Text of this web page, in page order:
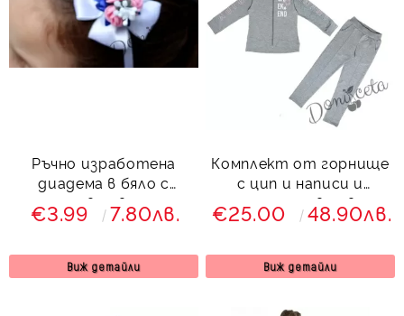
Ръчно изработена
диадема в бяло с
розови цветя
€3.99 7.80лв.
Виж детайли
Комплект от горнище
с цип и написи и
панталон в сиво
€25.00 48.90лв.
Виж детайли